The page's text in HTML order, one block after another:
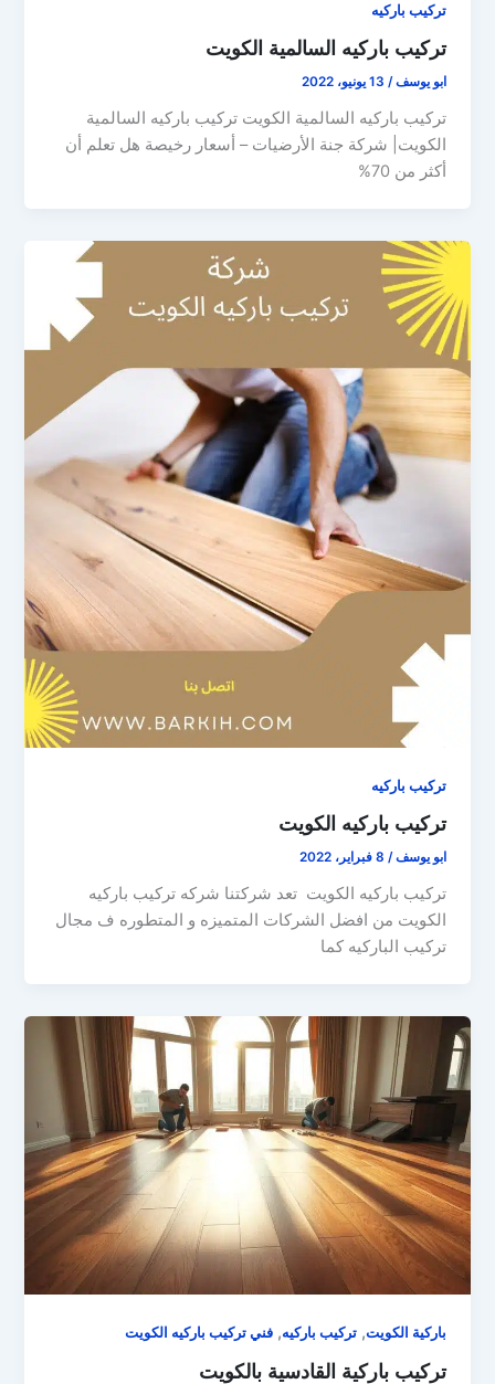
تركيب باركيه
تركيب باركيه السالمية الكويت
ابو يوسف/ 13 يونيو، 2022
تركيب باركيه السالمية الكويت تركيب باركيه السالمية
الكويت| شركة جنة الأرضيات – أسعار رخيصة هل تعلم أن
أكثر من 70%
تركيب باركيه
تركيب باركيه الكويت
ابو يوسف/ 8 فبراير، 2022
تركيب باركيه الكويت تعد شركتنا شركه تركيب باركيه
الكويت من افضل الشركات المتميزه و المتطوره ف مجال
تركيب الباركيه كما
باركية الكويت,تركيب باركيه,فني تركيب باركيه الكويت
تركيب باركية القادسية بالكويت